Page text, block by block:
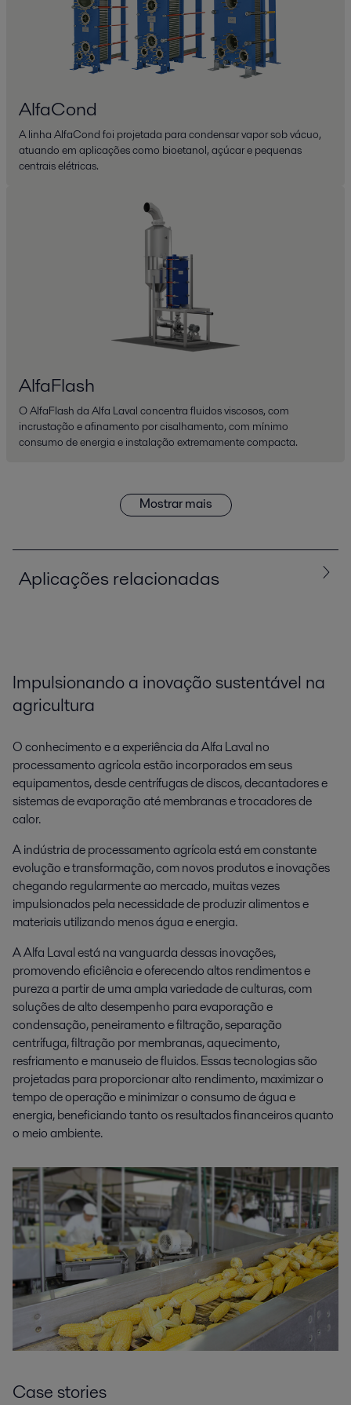
AlfaCond
A linha AlfaCond foi projetada para condensar vapor sob vácuo,
atuando em aplicações como bioetanol, açúcar e pequenas
centrais elétricas.
AlfaFlash
O AlfaFlash da Alfa Laval concentra fluidos viscosos, com
incrustação e afinamento por cisalhamento, com mínimo
consumo de energia e instalação extremamente compacta.
Mostrar mais
Aplicações relacionadas
Processamento de amido e adoçante
Há mais de 80 anos, a Alfa Laval ajuda produtores de amido no mundo
todo a inovar com tecnologia de ponta.
Processamento de látex
A Alfa Laval revolucionou o processamento de látex. A tecnologia líder
mundial da Alfa Laval produz borracha seca e concentrado de látex da
mais alta qualidade.
Produção de Açúcar
A produção de açúcar exige muita energia. Seja beterraba, cana ou
refino, economizar energia é essencial para aumentar a eficiência e a
lucratividade dos produtores.
Impulsionando a inovação sustentável na
agricultura
O conhecimento e a experiência da Alfa Laval no
processamento agrícola estão incorporados em seus
equipamentos, desde centrífugas de discos, decantadores e
sistemas de evaporação até membranas e trocadores de
calor.
A indústria de processamento agrícola está em constante
evolução e transformação, com novos produtos e inovações
chegando regularmente ao mercado, muitas vezes
impulsionados pela necessidade de produzir alimentos e
materiais utilizando menos água e energia.
A Alfa Laval está na vanguarda dessas inovações,
promovendo eficiência e oferecendo altos rendimentos e
pureza a partir de uma ampla variedade de culturas, com
soluções de alto desempenho para evaporação e
condensação, peneiramento e filtração, separação
centrífuga, filtração por membranas, aquecimento,
resfriamento e manuseio de fluidos. Essas tecnologias são
projetadas para proporcionar alto rendimento, maximizar o
tempo de operação e minimizar o consumo de água e
energia, beneficiando tanto os resultados financeiros quanto
o meio ambiente.
Case stories